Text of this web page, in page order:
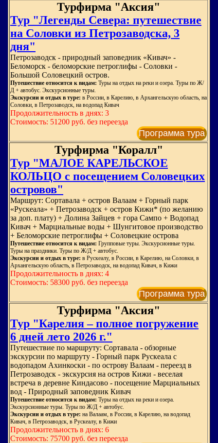
Турфирма "Аксия"
Тур "Легенды Севера: путешествие
на Соловки из Петрозаводска, 3
дня"
Петрозаводск - природный заповедник «Кивач» -
Беломорск - беломорские петроглифы - Соловки -
Большой Соловецкий остров.
Путешествие относится к видам: Туры на отдых на реки и озера. Туры по Ж/
Д + автобус. Экскурсионные туры.
Экскурсии и отдых в туре: в России, в Карелию, в Архангельскую область, на
Соловки, в Петрозаводск, на водопад Кивач
Продолжительность в днях: 3
Стоимость: 51200 руб. без переезда
Программа тура
Турфирма "Коралл"
Тур "МАЛОЕ КАРЕЛЬСКОЕ
КОЛЬЦО с посещением Соловецких
островов"
Маршрут: Сортавала + остров Валаам + Горный парк
«Рускеала» + Петрозаводск + остров Кижи* (по желанию
за доп. плату) + Долина Зайцев + гора Сампо + Водопад
Кивач + Марциальные воды + Шунгитовое производство
+ Беломорские петроглифы + Соловецкие острова
Путешествие относится к видам: Групповые туры. Экскурсионные туры.
Туры на праздники. Туры по Ж/Д + автобус.
Экскурсии и отдых в туре: в Рускеалу, в России, в Карелию, на Соловки, в
Архангельскую область, в Петрозаводск, на водопад Кивач, в Кижи
Продолжительность в днях: 4
Стоимость: 58300 руб. без переезда
Программа тура
Турфирма "Аксия"
Тур "Карелия – полное погружение
6 дней лето 2026 г."
Путешествие по маршруту: Сортавала - обзорные
экскурсии по маршруту - Горный парк Рускеала с
водопадом Ахинкоски - по острову Валаам - переезд в
Петрозаводск - экскурсия на остров Кижи - веселая
встреча в деревне Киндасово - посещение Марциальных
вод - Природный заповедник Кивач
Путешествие относится к видам: Туры на отдых на реки и озера.
Экскурсионные туры. Туры по Ж/Д + автобус.
Экскурсии и отдых в туре: на Валаам, в России, в Карелию, на водопад
Кивач, в Петрозаводск, в Рускеалу, в Кижи
Продолжительность в днях: 6
Стоимость: 75700 руб. без переезда